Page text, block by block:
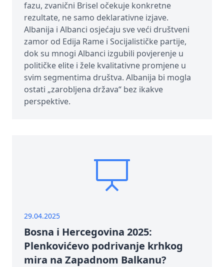
fazu, zvanični Brisel očekuje konkretne
rezultate, ne samo deklarativne izjave.
Albanija i Albanci osjećaju sve veći društveni
zamor od Edija Rame i Socijalističke partije,
dok su mnogi Albanci izgubili povjerenje u
političke elite i žele kvalitativne promjene u
svim segmentima društva. Albanija bi mogla
ostati „zarobljena država“ bez ikakve
perspektive.
29.04.2025
Bosna i Hercegovina 2025:
Plenkovićevo podrivanje krhkog
mira na Zapadnom Balkanu?